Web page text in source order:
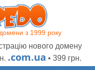
з 1999 року
нового домену
.com.ua • 399 грн.